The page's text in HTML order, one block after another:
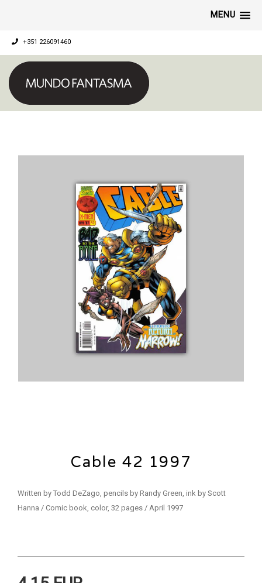
MENU
+351 226091460
Cable 42 1997
Written by Todd DeZago, pencils by Randy Green, ink by Scott
Hanna / Comic book, color, 32 pages / April 1997